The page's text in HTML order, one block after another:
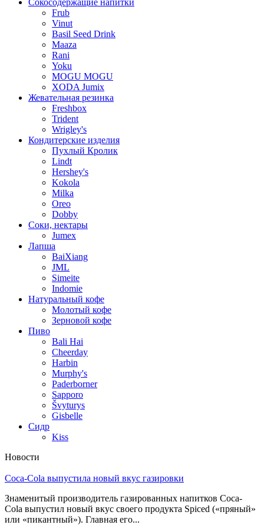
Frub
Vinut
Basil Seed Drink
Maaza
Rani
Yoku
MOGU MOGU
XODA Jumix
Жевательная резинка
Freshbox
Trident
Wrigley's
Кондитерские изделия
Пухлый Кролик
Lindt
Hershey's
Kokola
Milka
Oreo
Dobby
Соки, нектары
Jumex
Лапша
BaiXiang
JML
Simeite
Indomie
Натуральный кофе
Молотый кофе
Зерновой кофе
Пиво
Bali Hai
Cheerday
Harbin
Murphy's
Paderborner
Sapporo
Švyturys
Gisbelle
Сидр
Kiss
Новости
Coca-Cola выпустила новый вкус газировки
Знаменитый производитель газированных напитков Coca-
Cola выпустил новый вкус своего продукта Spiced («пряный»
или «пикантный»). Главная его...